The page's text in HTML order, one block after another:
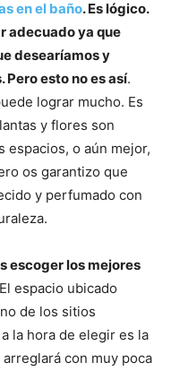
en el baño. Es lógico.
adecuado ya que
desearíamos y
esto no es así.
lograr mucho. Es
y flores son
espacios, o aún mejor,
os garantizo que
y perfumado con
escoger los mejores
espacio ubicado
de los sitios
la hora de elegir es la
con muy poca